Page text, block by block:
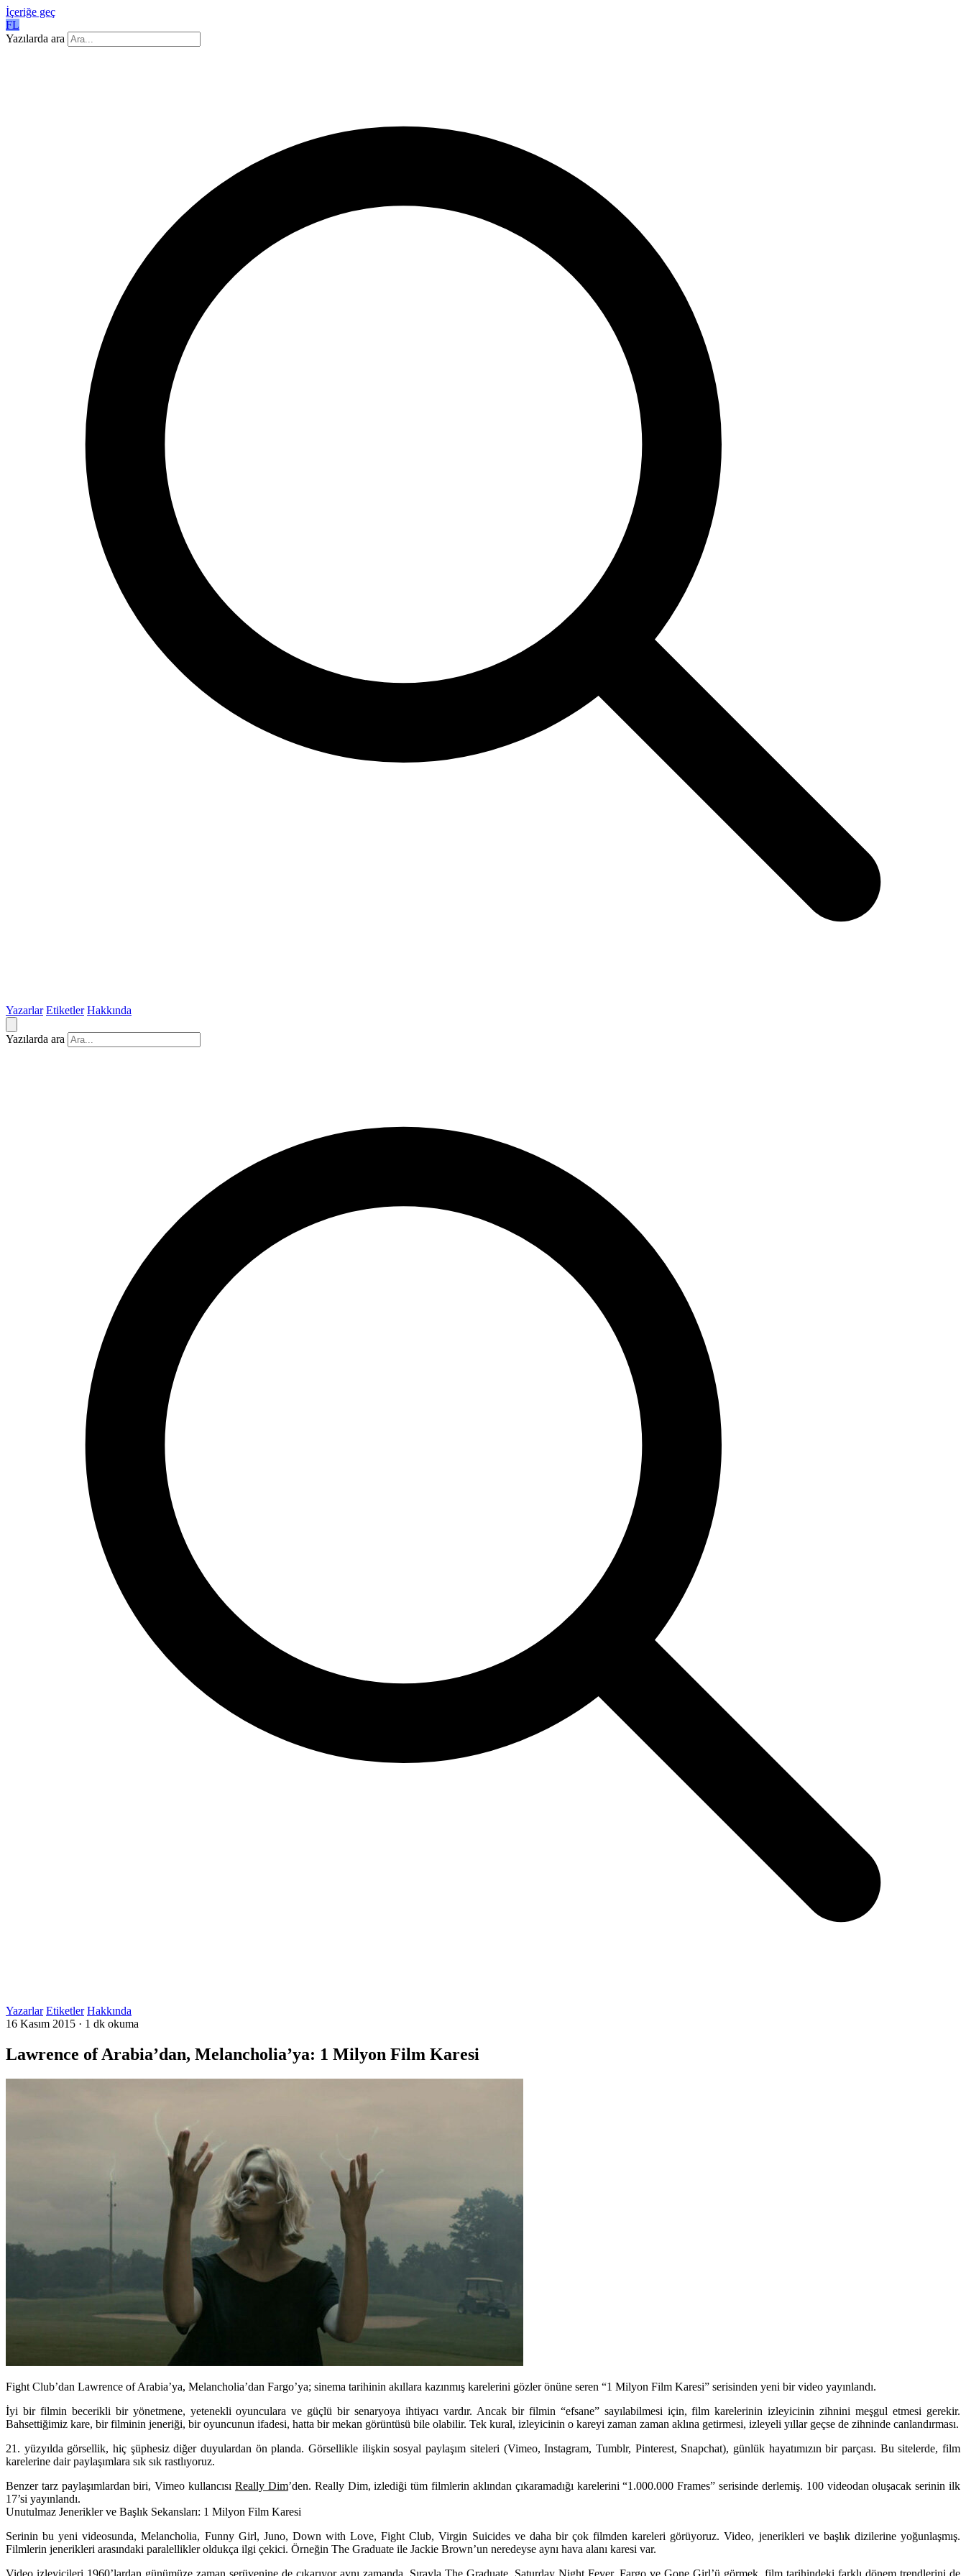
İçeriğe geç
FL
Yazılarda ara
Yazarlar Etiketler Hakkında
Yazılarda ara
Yazarlar Etiketler Hakkında
16 Kasım 2015 · 1 dk okuma
Lawrence of Arabia’dan, Melancholia’ya: 1 Milyon Film Karesi
Fight Club’dan Lawrence of Arabia’ya, Melancholia’dan Fargo’ya; sinema tarihinin akıllara kazınmış karelerini gözler önüne seren “1 Milyon Film Karesi” serisinden yeni bir video yayınlandı.
İyi bir filmin becerikli bir yönetmene, yetenekli oyunculara ve güçlü bir senaryoya ihtiyacı vardır. Ancak bir filmin “efsane” sayılabilmesi için, film karelerinin izleyicinin zihnini meşgul etmesi gerekir.
Bahsettiğimiz kare, bir filminin jeneriği, bir oyuncunun ifadesi, hatta bir mekan görüntüsü bile olabilir. Tek kural, izleyicinin o kareyi zaman zaman aklına getirmesi, izleyeli yıllar geçse de zihninde canlandırması.
21. yüzyılda görsellik, hiç şüphesiz diğer duyulardan ön planda. Görsellikle ilişkin sosyal paylaşım siteleri (Vimeo, Instagram, Tumblr, Pinterest, Snapchat), günlük hayatımızın bir parçası. Bu sitelerde, film
karelerine dair paylaşımlara sık sık rastlıyoruz.
Benzer tarz paylaşımlardan biri, Vimeo kullancısı Really Dim’den. Really Dim, izlediği tüm filmlerin aklından çıkaramadığı karelerini “1.000.000 Frames” serisinde derlemiş. 100 videodan oluşacak serinin ilk
17’si yayınlandı.
Unutulmaz Jenerikler ve Başlık Sekansları: 1 Milyon Film Karesi
Serinin bu yeni videosunda,Melancholia, Funny Girl, Juno, Down with Love, Fight Club, Virgin Suicidesve daha bir çok filmden kareleri görüyoruz. Video, jenerikleri ve başlık dizilerine yoğunlaşmış.
Filmlerin jenerikleri arasındaki paralellikler oldukça ilgi çekici. Örneğin The Graduate ile Jackie Brown’un neredeyse aynı hava alanı karesi var.
Video izleyicileri 1960’lardan günümüze zaman serüvenine de çıkarıyor aynı zamanda. Sırayla The Graduate, Saturday Night Fever, Fargo ve Gone Girl’ü görmek, film tarihindeki farklı dönem trendlerini de